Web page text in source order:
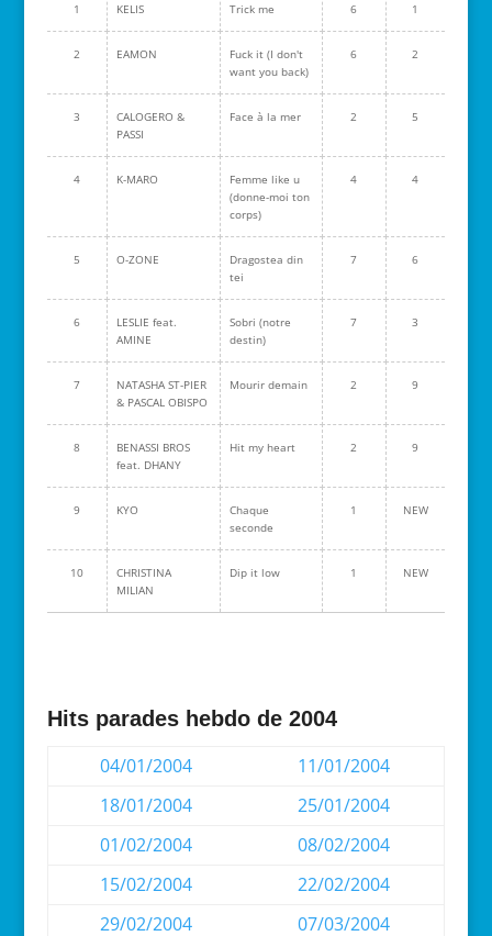
1 KELIS Trick me 6 1
2 EAMON
Fuck it (I don't
want you back)
6 2
3
CALOGERO &
PASSI
Face à la mer 2 5
4 K-MARO
Femme like u
(donne-moi ton
corps)
4 4
5 O-ZONE
Dragostea din
tei
7 6
6
LESLIE feat.
AMINE
Sobri (notre
destin)
7 3
7
NATASHA ST-PIER
& PASCAL OBISPO
Mourir demain 2 9
8
BENASSI BROS
feat. DHANY
Hit my heart 2 9
9 KYO
Chaque
seconde
1 NEW
10
CHRISTINA
MILIAN
Dip it low 1 NEW
Hits parades hebdo de 2004
04/01/2004
11/01/2004
18/01/2004
25/01/2004
01/02/2004
08/02/2004
15/02/2004
22/02/2004
29/02/2004
07/03/2004